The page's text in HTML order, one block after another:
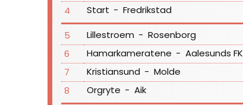
4
Start - Fredrikstad
5
Lillestroem - Rosenborg
6
Hamarkameratene - Aalesunds FK
7
Kristiansund - Molde
8
Orgryte - Aik